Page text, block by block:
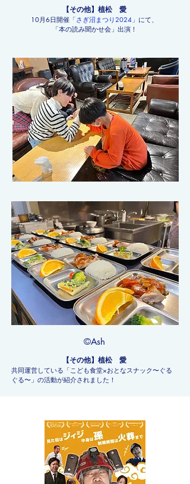
【その他】植松 愛
​10月6日開催 「さぎ沼まつり2024」 にて、
「​本の読み聞かせ会」出演！
​©Ash
【その他】植松 愛
共同運営している「こども食堂×おとなスナック〜ぐる
ぐる〜」の活動が紹介されました！